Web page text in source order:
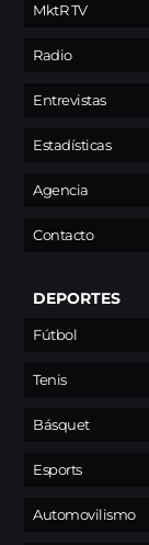
MktR TV
Radio
Entrevistas
Estadísticas
Agencia
Contacto
DEPORTES
Fútbol
Tenis
Básquet
Esports
Automovilismo